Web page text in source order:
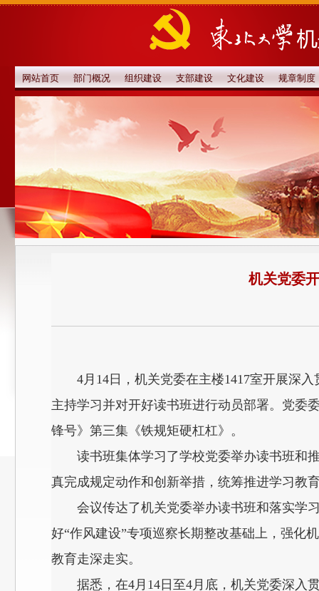
网站首页 部门概况 组织建设 支部建设 文化建设 规章制度
机关党委
4月14日，机关党委在主楼1417室开展深
主持学习并对开好读书班进行动员部署。党委
锋号》第三集《铁规矩硬杠杠》。
读书班集体学习了学校党委举办读书班和
真完成规定动作和创新举措，统筹推进学习教
会议传达了机关党委举办读书班和落实学
好“作风建设”专项巡察长期整改基础上，强化
教育走深走实。
据悉，在4月14日至4月底，机关党委深入